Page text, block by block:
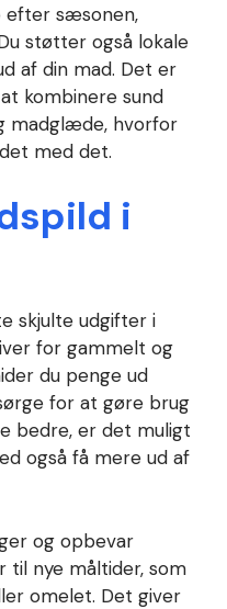
efter sæsonen,
støtter også lokale
af din mad. Det er
kombinere sund
madglæde, hvorfor
med det.
i
skjulte udgifter i
for gammelt og
du penge ud
for at gøre brug
bedre, er det muligt
også få mere ud af
og opbevar
til nye måltider, som
omelet. Det giver